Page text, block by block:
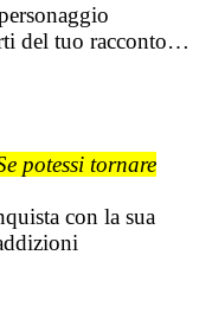
del tuo racconto…
potessi tornare
con la sua